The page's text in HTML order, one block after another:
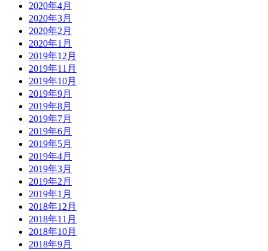
2020年4月
2020年3月
2020年2月
2020年1月
2019年12月
2019年11月
2019年10月
2019年9月
2019年8月
2019年7月
2019年6月
2019年5月
2019年4月
2019年3月
2019年2月
2019年1月
2018年12月
2018年11月
2018年10月
2018年9月